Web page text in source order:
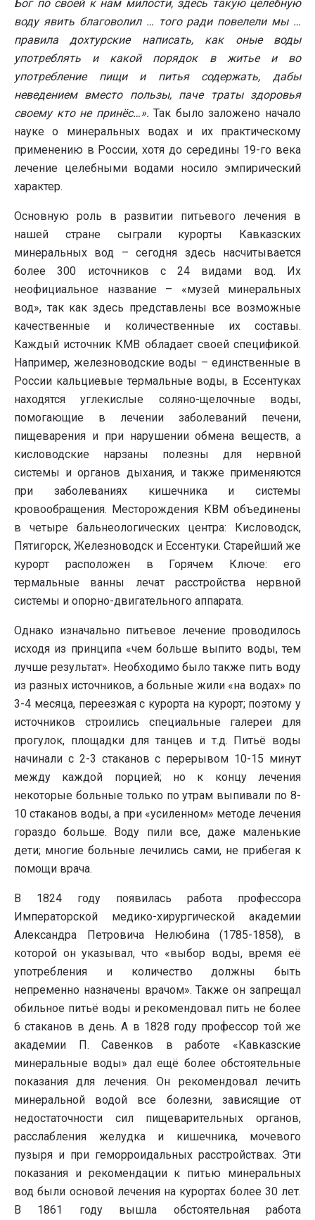
Бог по своей к нам милости, здесь такую целебную
воду явить благоволил … того ради повелели мы …
правила дохтурские написать, как оные воды
употреблять и какой порядок в житье и во
употребление пищи и питья содержать, дабы
неведением вместо пользы, паче траты здоровья
своему кто не принёс…». Так было заложено начало
науке о минеральных водах и их практическому
применению в России, хотя до середины 19-го века
лечение целебными водами носило эмпирический
характер.
Основную роль в развитии питьевого лечения в
нашей стране сыграли курорты Кавказских
минеральных вод – сегодня здесь насчитывается
более 300 источников с 24 видами вод. Их
неофициальное название – «музей минеральных
вод», так как здесь представлены все возможные
качественные и количественные их составы.
Каждый источник КМВ обладает своей спецификой.
Например, железноводские воды – единственные в
России кальциевые термальные воды, в Ессентуках
находятся углекислые соляно-щелочные воды,
помогающие в лечении заболеваний печени,
пищеварения и при нарушении обмена веществ, а
кисловодские нарзаны полезны для нервной
системы и органов дыхания, и также применяются
при заболеваниях кишечника и системы
кровообращения. Месторождения КВМ объединены
в четыре бальнеологических центра: Кисловодск,
Пятигорск, Железноводск и Ессентуки. Старейший же
курорт расположен в Горячем Ключе: его
термальные ванны лечат расстройства нервной
системы и опорно-двигательного аппарата.
Однако изначально питьевое лечение проводилось
исходя из принципа «чем больше выпито воды, тем
лучше результат». Необходимо было также пить воду
из разных источников, а больные жили «на водах» по
3-4 месяца, переезжая с курорта на курорт; поэтому у
источников строились специальные галереи для
прогулок, площадки для танцев и т.д. Питьё воды
начинали с 2-3 стаканов с перерывом 10-15 минут
между каждой порцией; но к концу лечения
некоторые больные только по утрам выпивали по 8-
10 стаканов воды, а при «усиленном» методе лечения
гораздо больше. Воду пили все, даже маленькие
дети; многие больные лечились сами, не прибегая к
помощи врача.
В 1824 году появилась работа профессора
Императорской медико-хирургической академии
Александра Петровича Нелюбина (1785-1858), в
которой он указывал, что «выбор воды, время её
употребления и количество должны быть
непременно назначены врачом». Также он запрещал
обильное питьё воды и рекомендовал пить не более
6 стаканов в день. А в 1828 году профессор той же
академии П. Савенков в работе «Кавказские
минеральные воды» дал ещё более обстоятельные
показания для лечения. Он рекомендовал лечить
минеральной водой все болезни, зависящие от
недостаточности сил пищеварительных органов,
расслабления желудка и кишечника, мочевого
пузыря и при геморроидальных расстройствах. Эти
показания и рекомендации к питью минеральных
вод были основой лечения на курортах более 30 лет.
В 1861 году вышла обстоятельная работа